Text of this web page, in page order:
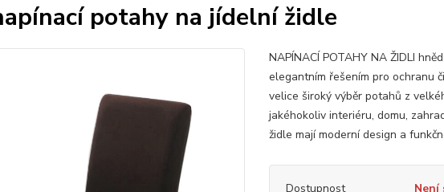
potahy na jídelní židle
NAPÍNACÍ POTAHY NA ŽIDLI
elegantním řešením pro ochranu
velice široký výběr potahů z
jakéhokoliv interiéru, domu,
židle mají moderní design a
Dostupnost Není